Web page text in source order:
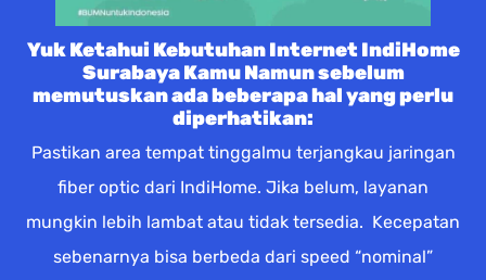
Yuk Ketahui Kebutuhan Internet IndiHome
Surabaya Kamu Namun sebelum
memutuskan ada beberapa hal yang perlu
diperhatikan:
Pastikan area tempat tinggalmu terjangkau jaringan
fiber optic dari IndiHome. Jika belum, layanan
mungkin lebih lambat atau tidak tersedia. Kecepatan
sebenarnya bisa berbeda dari speed “nominal”